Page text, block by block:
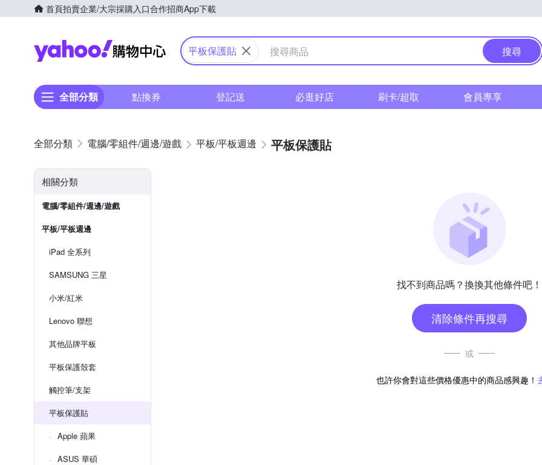
首頁拍賣企業/大宗採購入口合作招商App下載
Yahoo購物中心
平板保護貼 搜尋
全部分類 點換券 登記送 必逛好店 刷卡/超取 會員專享
電腦/零組件/週邊/遊戲 平板/平板週邊 平板保護貼
相關分類
電腦/零組件/週邊/遊戲
平板/平板週邊
iPad 全系列
SAMSUNG 三星
小米/紅米
Lenovo 聯想
其他品牌平板
平板保護殼套
觸控筆/支架
平板保護貼
Apple 蘋果
ASUS 華碩
找不到商品嗎？換換其他條件吧！
清除條件再搜尋
或
也許你會對這些價格優惠中的商品感興趣！